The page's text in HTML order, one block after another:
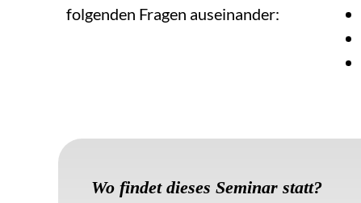
folgenden Fragen auseinander:
Wo findet dieses Seminar statt?